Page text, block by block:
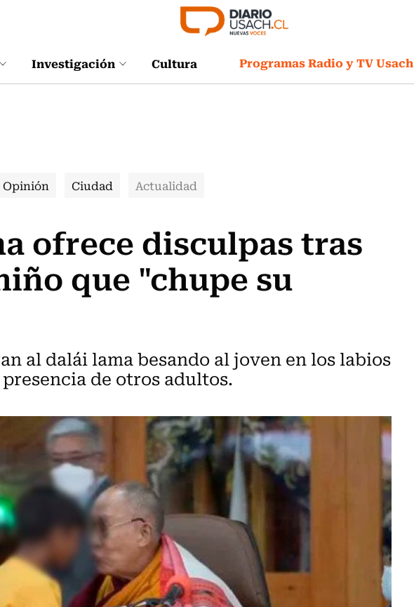
Investigación Cultura Programas Radio y TV Usach
Opinión Ciudad Actualidad
ofrece disculpas tras
que "chupe su
al dalái lama besando al joven en los labios
de otros adultos.